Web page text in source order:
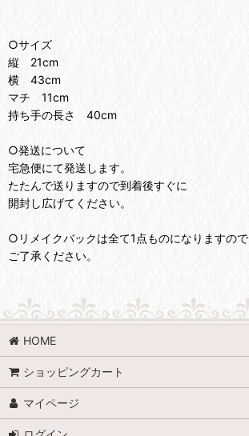
○サイズ
縦 21cm
横 43cm
マチ 11cm
持ち手の長さ 40cm
○発送について
宅急便にて発送します。
たたんで送りますので到着後すぐに
開封し広げてください。
○リメイクバックは全て1点ものになりますので
ご了承ください。
HOME
ショッピングカート
マイページ